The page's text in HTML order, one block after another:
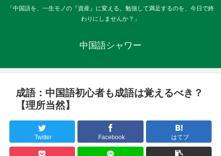
「中国語を、一生モノの『資産』に変える。勉強して満足するのを、今日で終
わりにしませんか？」
中国語シャワー
成語：中国語初心者も成語は覚えるべき？
【理所当然】
Twitter Facebook はてブ